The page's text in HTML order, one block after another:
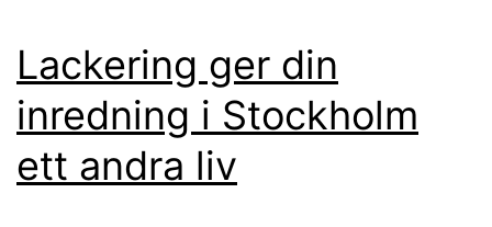
Lackering ger din
inredning i Stockholm
ett andra liv